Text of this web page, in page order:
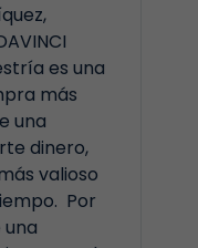
es una
más
una
dinero,
valioso
Por